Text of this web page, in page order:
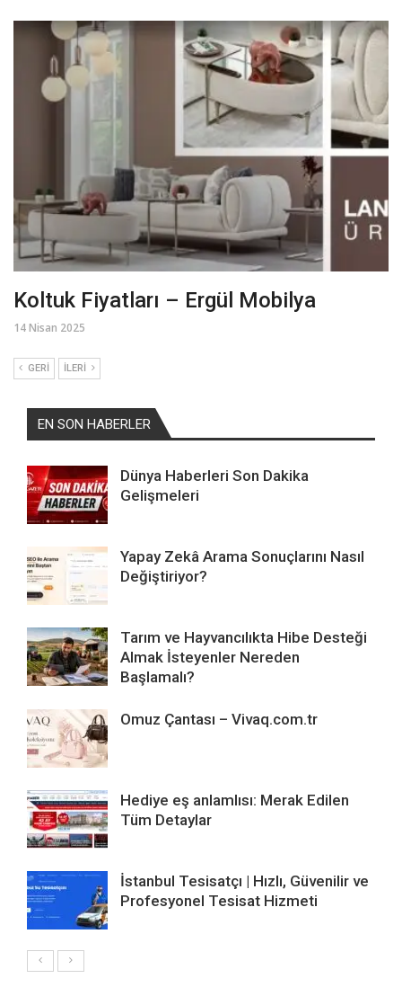
Koltuk Fiyatları – Ergül Mobilya
14 Nisan 2025
GERI İLERI
EN SON HABERLER
Dünya Haberleri Son Dakika
Gelişmeleri
Yapay Zekâ Arama Sonuçlarını Nasıl
Değiştiriyor?
Tarım ve Hayvancılıkta Hibe Desteği
Almak İsteyenler Nereden
Başlamalı?
Omuz Çantası – Vivaq.com.tr
Hediye eş anlamlısı: Merak Edilen
Tüm Detaylar
İstanbul Tesisatçı | Hızlı, Güvenilir ve
Profesyonel Tesisat Hizmeti